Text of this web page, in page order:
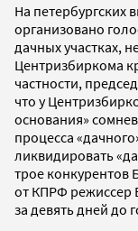
На петербургских
организовано
дачных участках,
Центризбиркома
частности,
что у
основания»
процесса
ликвидировать
трое конкурентов
от КПРФ режиссер
за девять дней до